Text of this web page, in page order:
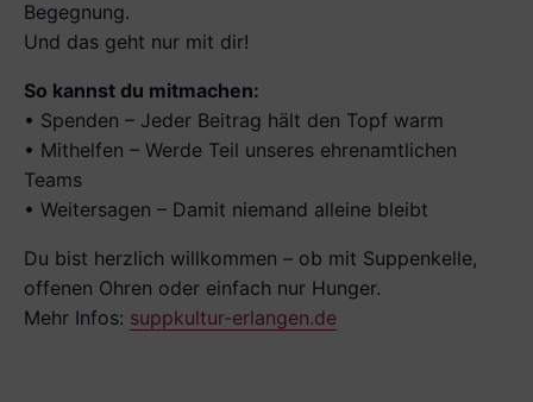
Begegnung.
Und das geht nur mit dir!
So kannst du mitmachen:
• Spenden – Jeder Beitrag hält den Topf warm
• Mithelfen – Werde Teil unseres ehrenamtlichen
Teams
• Weitersagen – Damit niemand alleine bleibt
Du bist herzlich willkommen – ob mit Suppenkelle,
offenen Ohren oder einfach nur Hunger.
Mehr Infos: suppkultur-erlangen.de